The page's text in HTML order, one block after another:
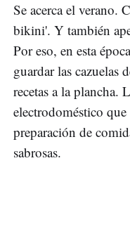
Se acerca el verano.
bikini'. Y también
Por eso, en esta
guardar las cazuelas
recetas a la plancha.
electrodoméstico
preparación de
sabrosas.